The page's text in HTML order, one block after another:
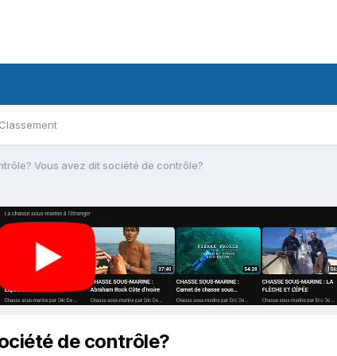
Vous avez dit société de contrôle?
de contrôle?